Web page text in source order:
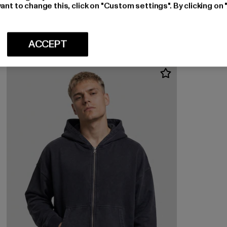
Butterfly
to change this, click on "Custom settings". By clicking
ACCEPT